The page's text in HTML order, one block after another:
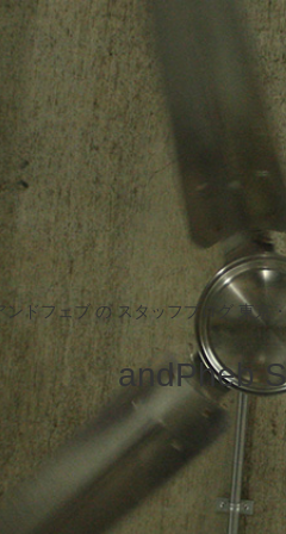
ンドフェブ の スタッフブログ 東京
andPheb